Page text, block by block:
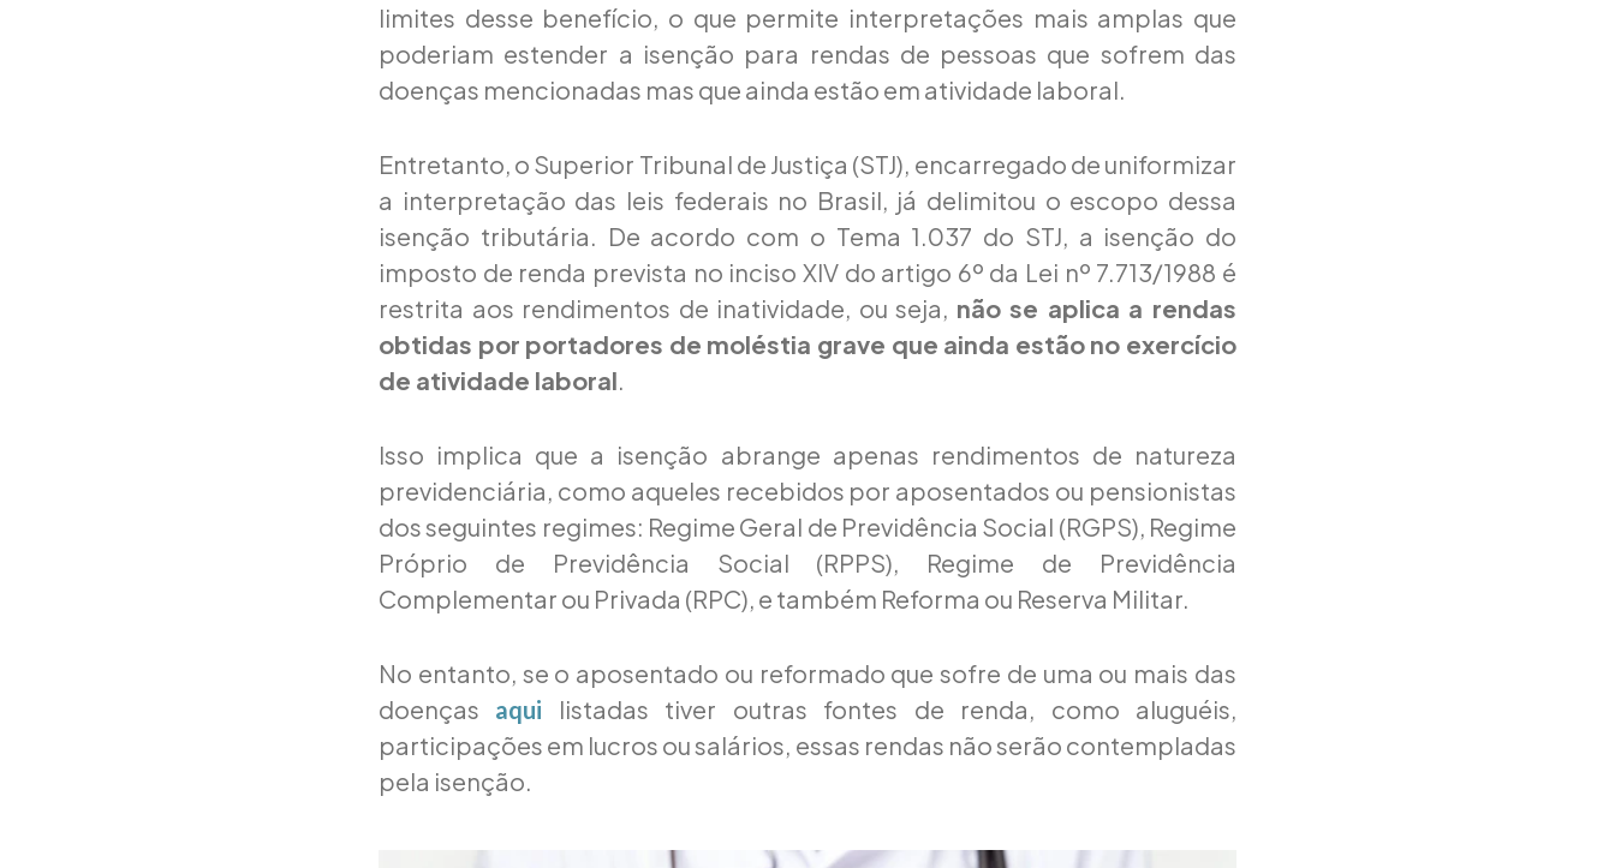
limites desse benefício, o que permite interpretações mais amplas que
poderiam estender a isenção para rendas de pessoas que sofrem das
doenças mencionadas mas que ainda estão em atividade laboral.
Entretanto, o Superior Tribunal de Justiça (STJ), encarregado de uniformizar
a interpretação das leis federais no Brasil, já delimitou o escopo dessa
isenção tributária. De acordo com o Tema 1.037 do STJ, a isenção do
imposto de renda prevista no inciso XIV do artigo 6º da Lei nº 7.713/1988 é
restrita aos rendimentos de inatividade, ou seja, não se aplica a rendas
obtidas por portadores de moléstia grave que ainda estão no exercício
de atividade laboral
Isso implica que a isenção abrange apenas rendimentos de natureza
previdenciária, como aqueles recebidos por aposentados ou pensionistas
dos seguintes regimes: Regime Geral de Previdência Social (RGPS), Regime
Próprio de Previdência Social (RPPS), Regime de Previdência
Complementar ou Privada (RPC), e também Reforma ou Reserva Militar.
No entanto, se o aposentado ou reformado que sofre de uma ou mais das
doenças aqui listadas tiver outras fontes de renda, como aluguéis,
participações em lucros ou salários, essas rendas não serão contempladas
pela isenção.